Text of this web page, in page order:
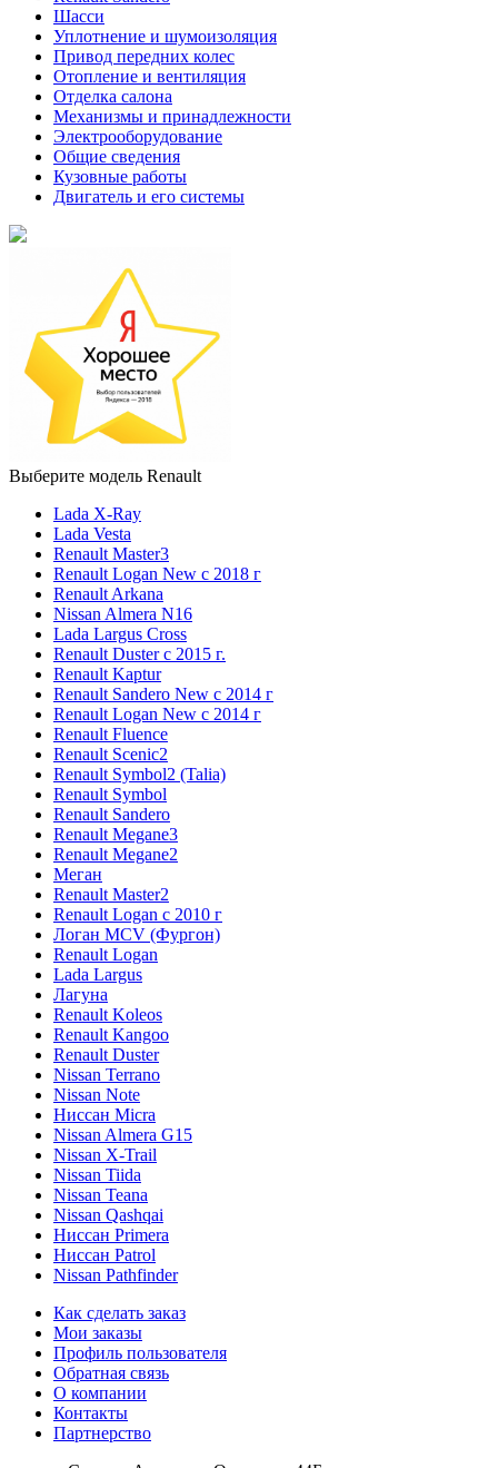
Шасси
Уплотнение и шумоизоляция
Привод передних колес
Отопление и вентиляция
Отделка салона
Механизмы и принадлежности
Электрооборудование
Общие сведения
Кузовные работы
Двигатель и его системы
Выберите модель Renault
Lada X-Ray
Lada Vesta
Renault Master3
Renault Logan New с 2018 г
Renault Arkana
Nissan Almera N16
Lada Largus Cross
Renault Duster с 2015 г.
Renault Kaptur
Renault Sandero New с 2014 г
Renault Logan New с 2014 г
Renault Fluence
Renault Scenic2
Renault Symbol2 (Talia)
Renault Symbol
Renault Sandero
Renault Megane3
Renault Megane2
Меган
Renault Master2
Renault Logan c 2010 г
Логан МСV (Фургон)
Renault Logan
Lada Largus
Лагуна
Renault Koleos
Renault Kangoo
Renault Duster
Nissan Terrano
Nissan Note
Ниссан Micra
Nissan Almera G15
Nissan X-Trail
Nissan Tiida
Nissan Teana
Nissan Qashqai
Ниссан Primera
Ниссан Patrol
Nissan Pathfinder
Как сделать заказ
Мои заказы
Профиль пользователя
Обратная связь
О компании
Контакты
Партнерство